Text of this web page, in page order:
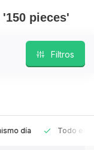
pieces'
Filtros
día Todo en